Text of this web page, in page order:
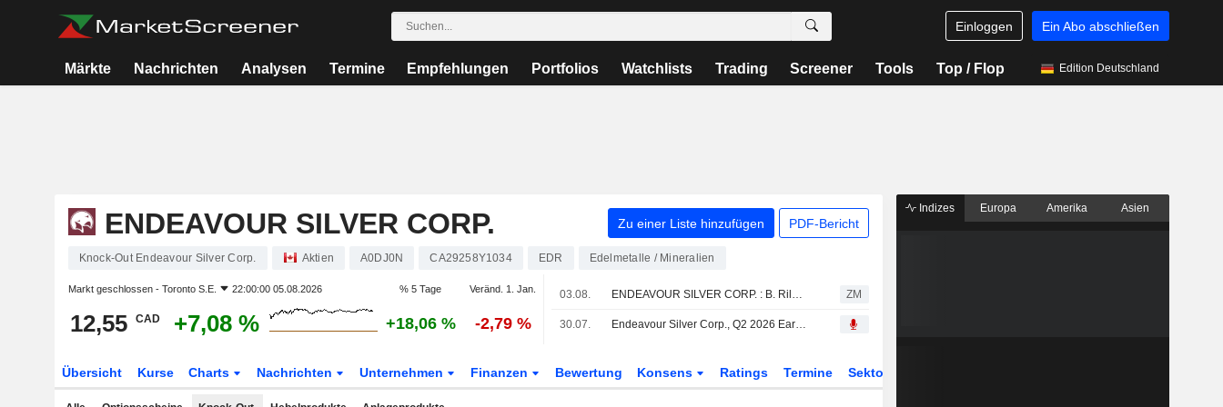
Einloggen Ein Abo abschließen
Märkte Nachrichten Analysen Termine Empfehlungen Portfolios Watchlists Trading Screener Tools Top / Flop Edition Deutschland
ENDEAVOUR SILVER CORP. Zu einer Liste hinzufügen PDF-Bericht
Knock-Out Endeavour Silver Corp. Aktien A0DJ0N CA29258Y1034 EDR Edelmetalle / Mineralien
Markt geschlossen - Toronto S.E. 22:00:00 05.08.2026 % 5 Tage Veränd. 1. Jan.
12,55 CAD +7,08 % +18,06 % -2,79 %
03.08. ENDEAVOUR SILVER CORP. : B. Riley bleibt bei seiner Kaufempfehlung ZM
30.07. Endeavour Silver Corp., Q2 2026 Earnings Call, Jul 30, 2026
Übersicht Kurse Charts Nachrichten Unternehmen Finanzen Bewertung Konsens Ratings Termine Sektor
Indizes Europa Amerika Asien